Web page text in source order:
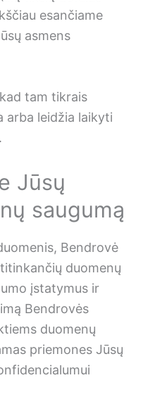
esančiame
asmens
tam tikrais
arba leidžia laikyti
Jūsų
saugumą
Bendrovė
duomenų
įstatymus ir
Bendrovės
duomenų
priemones Jūsų